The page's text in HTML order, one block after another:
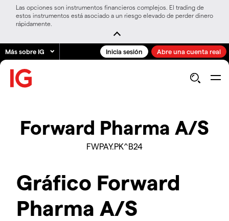
Las opciones son instrumentos financieros complejos. El trading de
estos instrumentos está asociado a un riesgo elevado de perder dinero
rápidamente.
Más sobre IG Inicia sesión Abre una cuenta real
Forward Pharma A/S
FWPAY.PK^B24
Gráfico Forward
Pharma A/S